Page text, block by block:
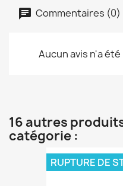
Commentaires (0)
Aucun avis n'a
16 autres
catégorie :
RUPTURE DE